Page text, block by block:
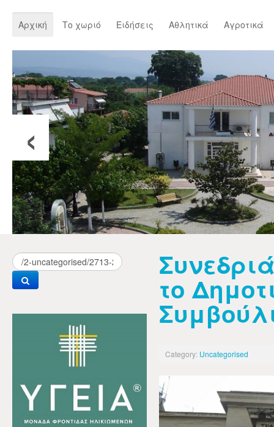
Αρχική Το χωριό Ειδήσεις Αθλητικά Αγροτικά
‹
το
Category: Uncategorised